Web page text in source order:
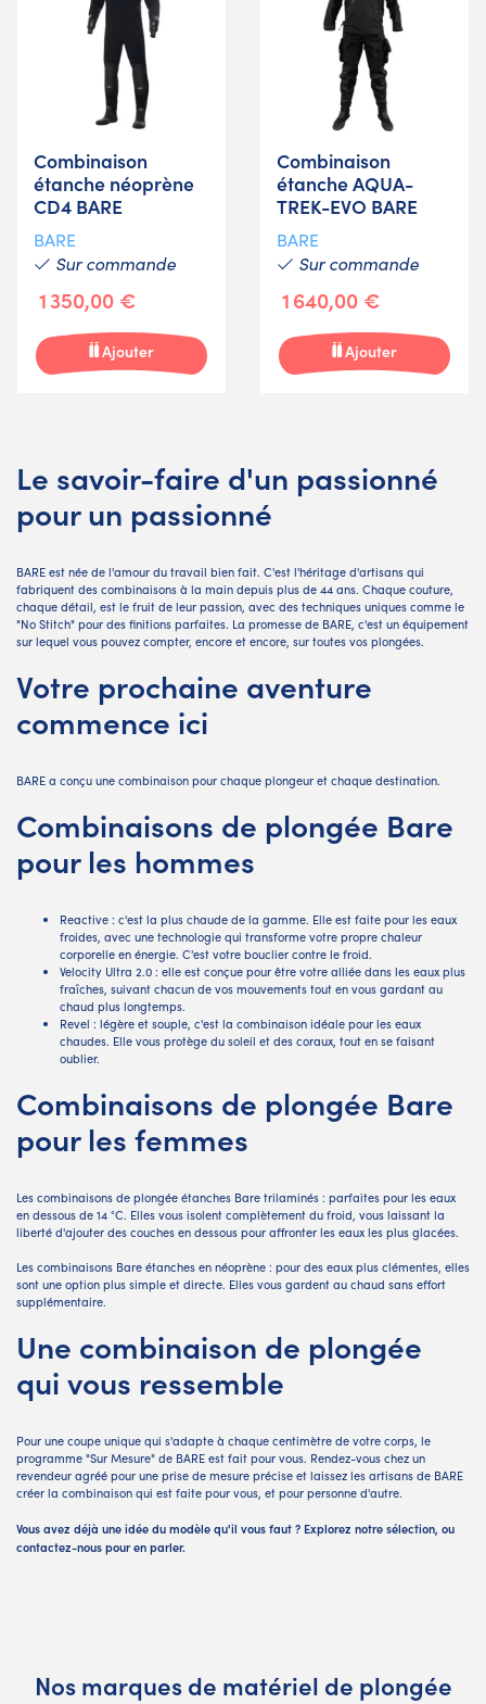
Combinaison
étanche néoprène
CD4 BARE
BARE
Sur commande
1 350,00 €
Ajouter
Combinaison
étanche AQUA-
TREK-EVO BARE
BARE
Sur commande
1 640,00 €
Ajouter
Le savoir-faire d'un passionné
pour un passionné
BARE est née de l'amour du travail bien fait. C'est l'héritage d'artisans qui
fabriquent des combinaisons à la main depuis plus de 44 ans. Chaque couture,
chaque détail, est le fruit de leur passion, avec des techniques uniques comme le
"No Stitch" pour des finitions parfaites. La promesse de BARE, c'est un équipement
sur lequel vous pouvez compter, encore et encore, sur toutes vos plongées.
Votre prochaine aventure
commence ici
BARE a conçu une combinaison pour chaque plongeur et chaque destination.
Combinaisons de plongée Bare
pour les hommes
Reactive : c'est la plus chaude de la gamme. Elle est faite pour les eaux
froides, avec une technologie qui transforme votre propre chaleur
corporelle en énergie. C'est votre bouclier contre le froid.
Velocity Ultra 2.0 : elle est conçue pour être votre alliée dans les eaux plus
fraîches, suivant chacun de vos mouvements tout en vous gardant au
chaud plus longtemps.
Revel : légère et souple, c'est la combinaison idéale pour les eaux
chaudes. Elle vous protège du soleil et des coraux, tout en se faisant
oublier.
Combinaisons de plongée Bare
pour les femmes
Les combinaisons de plongée étanches Bare trilaminés : parfaites pour les eaux
en dessous de 14 °C. Elles vous isolent complètement du froid, vous laissant la
liberté d'ajouter des couches en dessous pour affronter les eaux les plus glacées.
Les combinaisons Bare étanches en néoprène : pour des eaux plus clémentes, elles
sont une option plus simple et directe. Elles vous gardent au chaud sans effort
supplémentaire.
Une combinaison de plongée
qui vous ressemble
Pour une coupe unique qui s'adapte à chaque centimètre de votre corps, le
programme "Sur Mesure" de BARE est fait pour vous. Rendez-vous chez un
revendeur agréé pour une prise de mesure précise et laissez les artisans de BARE
créer la combinaison qui est faite pour vous, et pour personne d'autre.
Vous avez déjà une idée du modèle qu'il vous faut ? Explorez notre sélection, ou
contactez-nous pour en parler.
Nos marques de matériel de plongée